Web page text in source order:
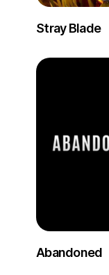
Stray Blade
Abandoned